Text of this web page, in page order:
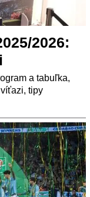
2026:
a tabuľka,
tipy